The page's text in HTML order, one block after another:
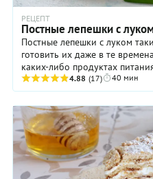
РЕЦЕПТ
Постные лепешки с
Постные лепешки с луком
готовить их даже в те
каких-либо продуктах
Хотите — ешьте это блюдо в
4.88 (17) 40 мин